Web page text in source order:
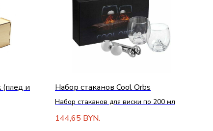
и
Набор стаканов Cool Orbs
Набор стаканов для виски по 200 мл
144,65 BYN.